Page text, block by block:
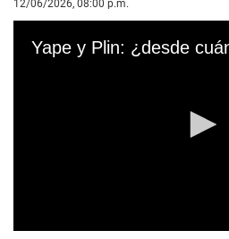
12/06/2026, 08:00 p.m.